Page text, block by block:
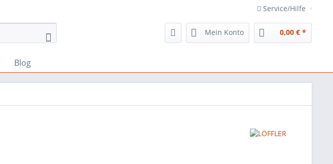
Service/Hilfe
Mein Konto 0,00 € *
Blog